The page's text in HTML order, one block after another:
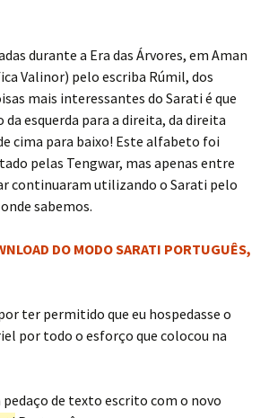
durante a Era das Árvores, em Aman
Valinor) pelo escriba Rúmil, dos
mais interessantes do Sarati é que
da esquerda para a direita, da direita
cima para baixo! Este alfabeto foi
pelas Tengwar, mas apenas entre
continuaram utilizando o Sarati pelo
sabemos.
DO MODO SARATI PORTUGUÊS,
ter permitido que eu hospedasse o
por todo o esforço que colocou na
pedaço de texto escrito com o novo